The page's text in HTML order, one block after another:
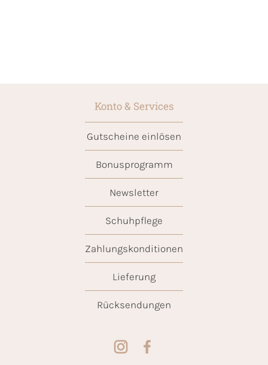
Konto & Services
Gutscheine einlösen
Bonusprogramm
Newsletter
Schuhpflege
Zahlungskonditionen
Lieferung
Rücksendungen